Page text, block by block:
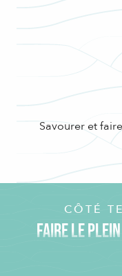
Savourer et
CÔTÉ
FAIRE LE